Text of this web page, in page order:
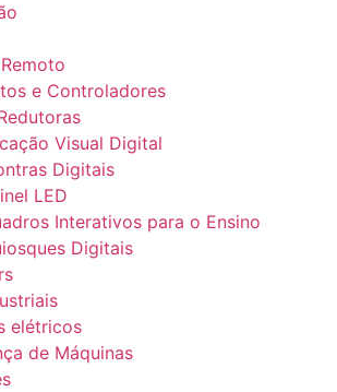
e Controladores
Visual Digital
Digitais
LED
Interativos para o Ensino
Digitais
elétricos
de Máquinas